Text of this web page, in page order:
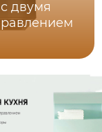
двумя